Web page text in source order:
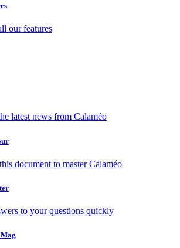
our features
latest news from Calaméo
document to master Calaméo
to your questions quickly